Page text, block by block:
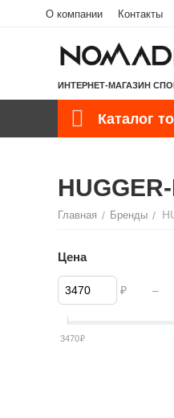
О компании Контакты
ИНТЕРНЕТ-МАГАЗИН
Каталог
Главная / Бренды /
Цена
₽ –
3470₽